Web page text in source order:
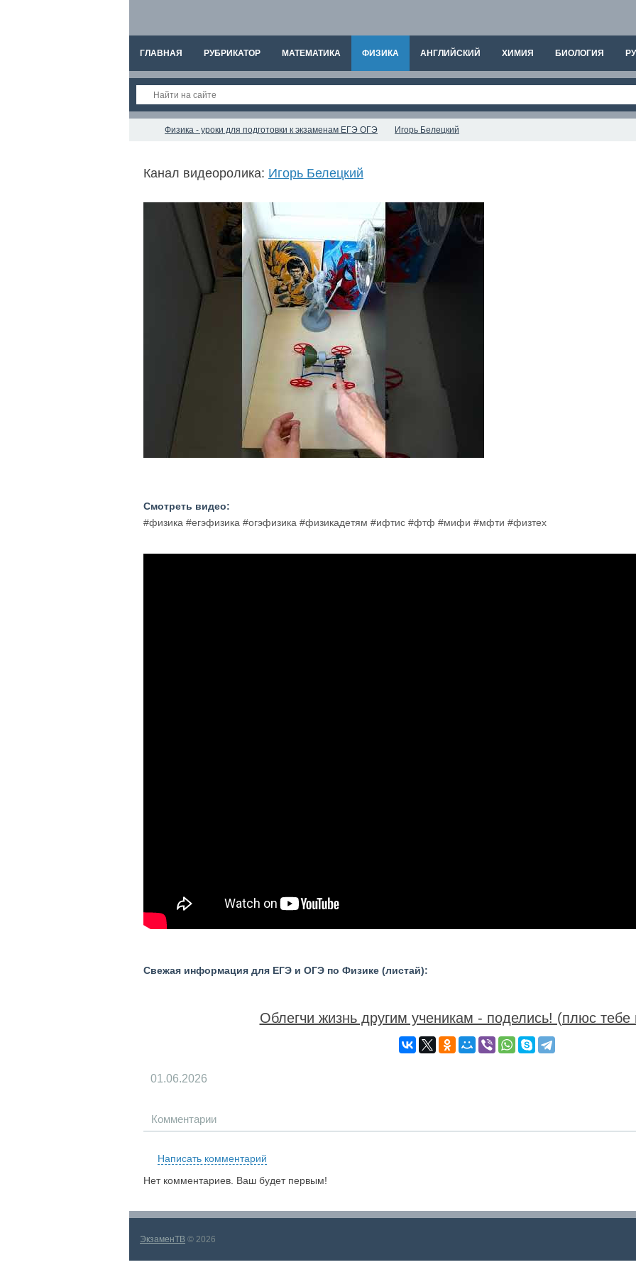
ГЛАВНАЯ РУБРИКАТОР МАТЕМАТИКА ФИЗИКА АНГЛИЙСКИЙ ХИМИЯ БИОЛОГИЯ
Физика - уроки для подготовки к экзаменам ЕГЭ ОГЭ Игорь Белецкий
Канал видеоролика: Игорь Белецкий
Смотреть видео:
#физика #егэфизика #огэфизика #физикадетям #ифтис #фтф #мифи #мфти #физтех
Свежая информация для ЕГЭ и ОГЭ по Физике (листай):
Облегчи жизнь другим ученикам - поделись! (плюс тебе
01.06.2026
Комментарии
Написать комментарий
Нет комментариев. Ваш будет первым!
ЭкзаменТВ © 2026